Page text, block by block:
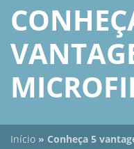
Início » Conheça 5